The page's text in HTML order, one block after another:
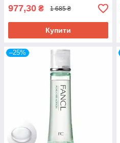
977,30 ₴ 1 685 ₴
Купити
–25%